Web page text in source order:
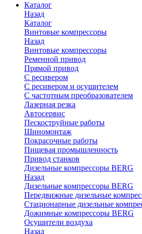
Каталог
Назад
Каталог
Винтовые компрессоры
Назад
Винтовые компрессоры
Ременной привод
Прямой привод
С ресивером
С ресивером и осушителем
С частотным преобразователем
Лазерная резка
Автосервис
Пескоструйные работы
Шиномонтаж
Покрасочные работы
Пищевая промышленность
Привод станков
Дизельные компрессоры BERG
Назад
Дизельные компрессоры BERG
Передвижные дизельные
Стационарные дизельные
Дожимные компрессоры BERG
Осушители воздуха
Назад